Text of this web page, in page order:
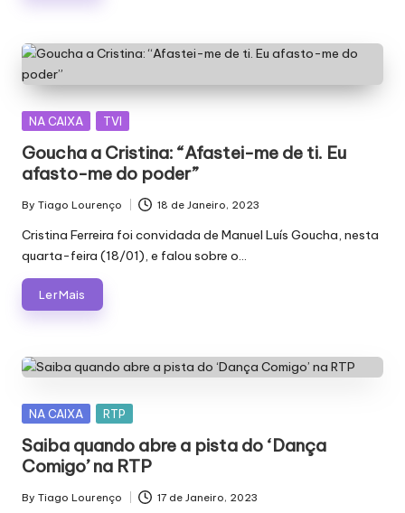
Posted
NA CAIXA TVI
Goucha a Cristina: “Afastei-me de ti. Eu
afasto-me do poder”
Posted
by
By Tiago Lourenço 18 de Janeiro, 2023
Cristina Ferreira foi convidada de Manuel Luís Goucha, nesta
quarta-feira (18/01), e falou sobre o…
Ler Mais
Posted
NA CAIXA RTP
Saiba quando abre a pista do ‘Dança
Comigo’ na RTP
Posted
By Tiago Lourenço 17 de Janeiro, 2023